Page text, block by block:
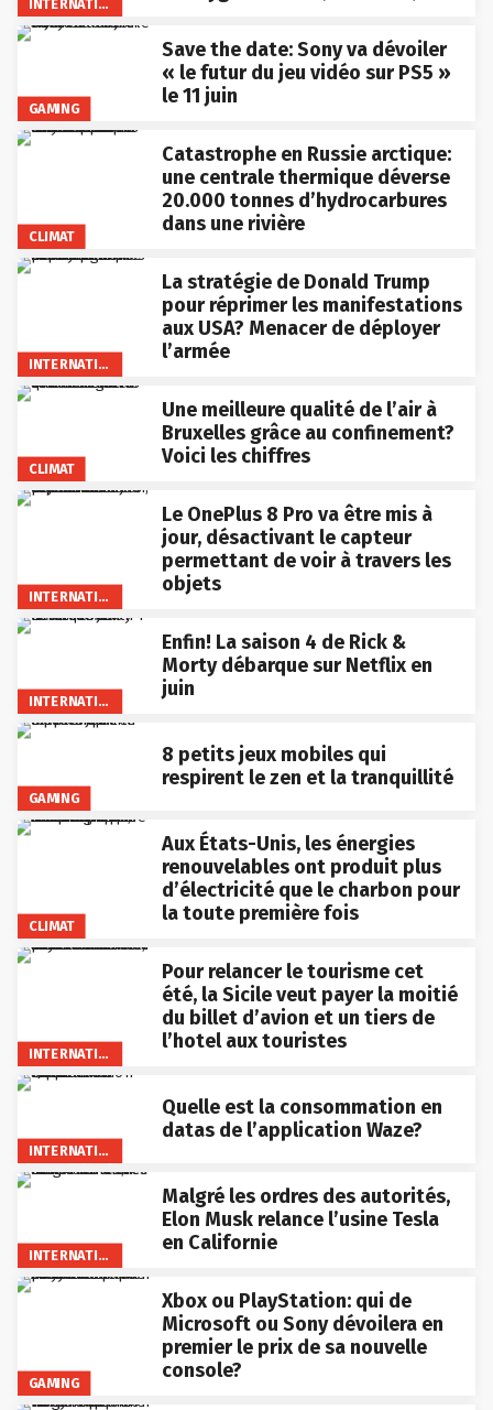
GAMING
Save the date: Sony va dévoiler
« le futur du jeu vidéo sur PS5 »
le 11 juin
CLIMAT
Catastrophe en Russie arctique:
une centrale thermique déverse
20.000 tonnes d’hydrocarbures
dans une rivière
La stratégie de Donald Trump
pour réprimer les manifestations
aux USA? Menacer de déployer
l’armée
CLIMAT
Une meilleure qualité de l’air à
Bruxelles grâce au confinement?
Voici les chiffres
Le OnePlus 8 Pro va être mis à
jour, désactivant le capteur
permettant de voir à travers les
objets
Enfin! La saison 4 de Rick &
Morty débarque sur Netflix en
juin
GAMING
8 petits jeux mobiles qui
respirent le zen et la tranquillité
CLIMAT
Aux États-Unis, les énergies
renouvelables ont produit plus
d’électricité que le charbon pour
la toute première fois
Pour relancer le tourisme cet
été, la Sicile veut payer la moitié
du billet d’avion et un tiers de
l’hotel aux touristes
Quelle est la consommation en
datas de l’application Waze?
Malgré les ordres des autorités,
Elon Musk relance l’usine Tesla
en Californie
GAMING
Xbox ou PlayStation: qui de
Microsoft ou Sony dévoilera en
premier le prix de sa nouvelle
console?